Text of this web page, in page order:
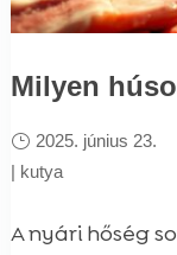
Milyen
2025. június 23.
| kutya
A nyári hőség